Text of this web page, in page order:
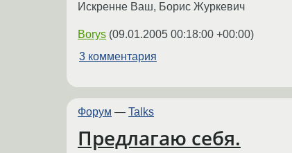
Искренне Ваш, Борис Журкевич
Borys (09.01.2005 00:18:00 +00:00)
3 комментария
Форум — Talks
Предлагаю себя.